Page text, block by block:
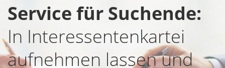
Service für Suchende:
In Interessentenkartei
aufnehmen lassen und